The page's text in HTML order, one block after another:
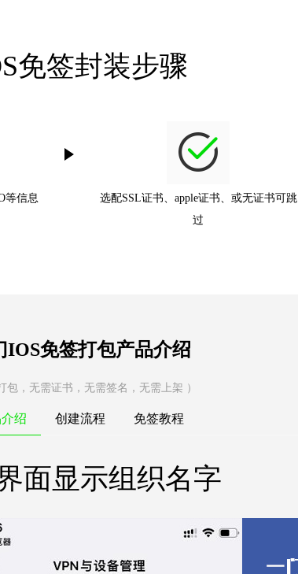
免签封装步骤
等信息
选配SSL证书、apple证书、或无证书可跳
过
IOS免签打包产品介绍
包，无需证书，无需签名，无需上架 ）
绍 创建流程 免签教程
面显示组织名字